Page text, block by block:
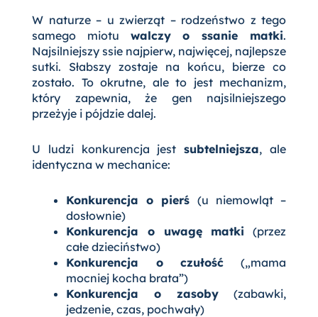
W naturze – u zwierząt – rodzeństwo z tego
samego miotu walczy o ssanie matki.
Najsilniejszy ssie najpierw, najwięcej, najlepsze
sutki. Słabszy zostaje na końcu, bierze co
zostało. To okrutne, ale to jest mechanizm,
który zapewnia, że gen najsilniejszego
przeżyje i pójdzie dalej.
U ludzi konkurencja jestsubtelniejsza, ale
identyczna w mechanice:
Konkurencja o pierś (u niemowląt –
dosłownie)
Konkurencja o uwagę matki (przez
całe dzieciństwo)
Konkurencja o czułość („mama
mocniej kocha brata”)
Konkurencja o zasoby (zabawki,
jedzenie, czas, pochwały)